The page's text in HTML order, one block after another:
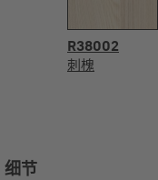
R38002
刺槐
细节